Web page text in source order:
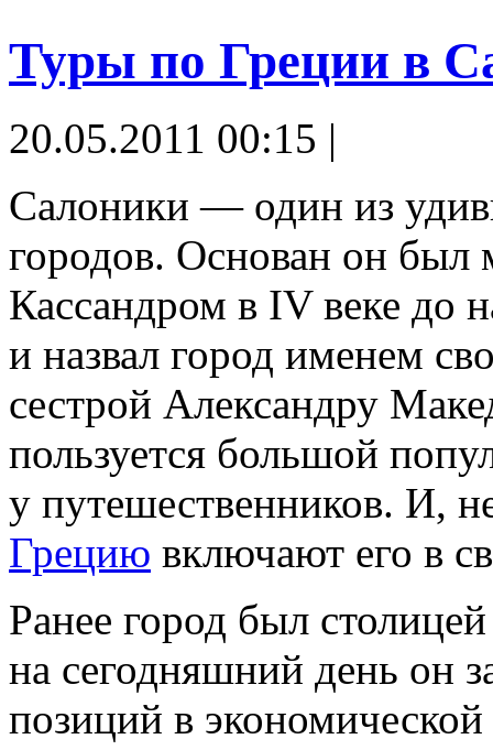
Туры по Греции в
20.05.2011 00:15 |
Салоники — один из
городов. Основан он был
Кассандром в IV веке до
и назвал город именем
сестрой Александру
пользуется большой
у путешественников. И,
Грецию включают его в
Ранее город был
на сегодняшний день он
позиций в